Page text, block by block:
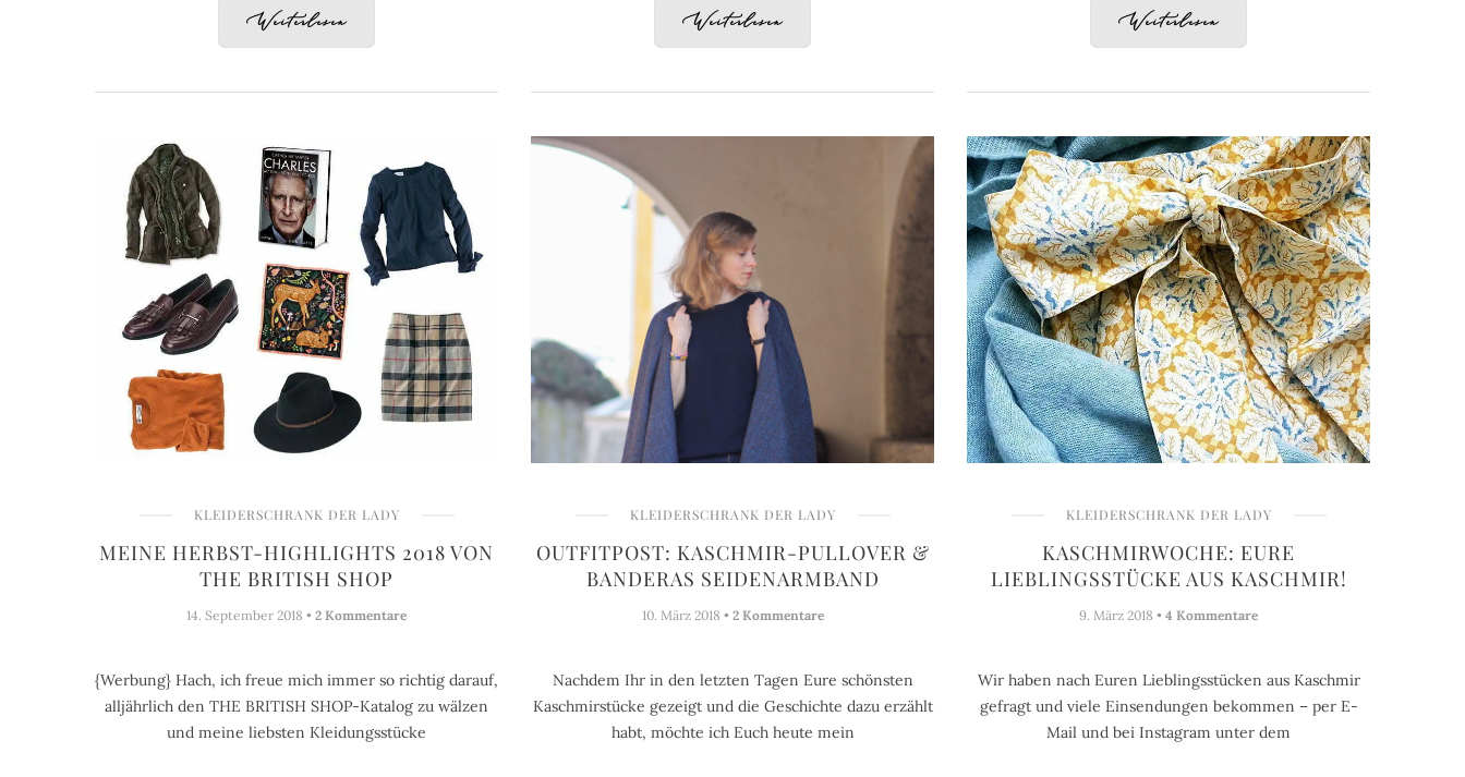
Weiterlesen Weiterlesen Weiterlesen
KLEIDERSCHRANK DER LADY
MEINE HERBST-HIGHLIGHTS 2018 VON
THE BRITISH SHOP
14. September 2018 • 2 Kommentare
{Werbung} Hach, ich freue mich immer so richtig darauf,
alljährlich den THE BRITISH SHOP-Katalog zu wälzen
und meine liebsten Kleidungsstücke
KLEIDERSCHRANK DER LADY
OUTFITPOST: KASCHMIR-PULLOVER &
BANDERAS SEIDENARMBAND
10. März 2018 • 2 Kommentare
Nachdem Ihr in den letzten Tagen Eure schönsten
Kaschmirstücke gezeigt und die Geschichte dazu erzählt
habt, möchte ich Euch heute mein
KLEIDERSCHRANK DER LADY
KASCHMIRWOCHE: EURE
LIEBLINGSSTÜCKE AUS KASCHMIR!
9. März 2018 • 4 Kommentare
Wir haben nach Euren Lieblingsstücken aus Kaschmir
gefragt und viele Einsendungen bekommen – per E-
Mail und bei Instagram unter dem